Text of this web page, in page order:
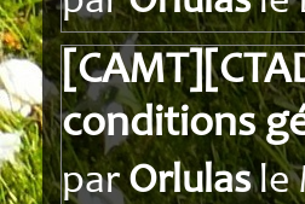
conditions
parOrlulasle